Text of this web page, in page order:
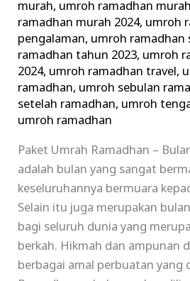
murah, umroh ramadhan
ramadhan murah 2024, umroh
pengalaman, umroh ramadhan
ramadhan tahun 2023, umroh
2024, umroh ramadhan travel,
ramadhan, umroh sebulan
setelah ramadhan, umroh
umroh ramadhan
Paket Umrah Ramadhan –
adalah bulan yang sangat
keseluruhannya bermuara
Selain itu juga merupakan
bagi seluruh dunia yang
berkah. Hikmah dan ampunan
berbagai amal perbuatan yang